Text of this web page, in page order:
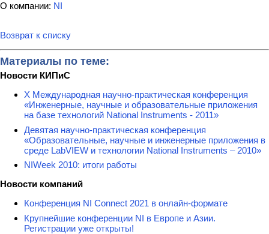
О компании: NI
Возврат к списку
Материалы по теме:
Новости КИПиС
X Международная научно-практическая конференция
«Инженерные, научные и образовательные приложения
на базе технологий National Instruments - 2011»
Девятая научно-практическая конференция
«Образовательные, научные и инженерные приложения в
среде LabVIEW и технологии National Instruments – 2010»
NIWeek 2010: итоги работы
Новости компаний
Конференция NI Connect 2021 в онлайн-формате
Крупнейшие конференции NI в Европе и Азии.
Регистрации уже открыты!